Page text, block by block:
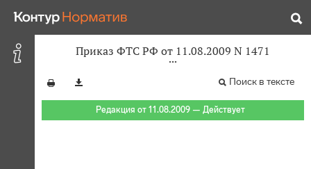
Приказ ФТС РФ от 11.08.2009 N 1471
Поиск в тексте
Редакция от 11.08.2009 — Действует